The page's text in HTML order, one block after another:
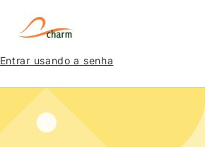
Entrar usando a senha